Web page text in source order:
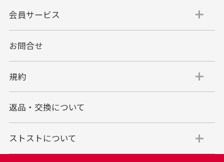
会員サービス
お問合せ
規約
返品・交換について
ストストについて